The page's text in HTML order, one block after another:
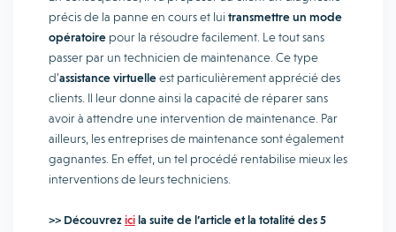
précis de la panne en cours et lui transmettre un mode
opératoire pour la résoudre facilement. Le tout sans
passer par un technicien de maintenance. Ce type
d’assistance virtuelleest particulièrement apprécié des
clients. Il leur donne ainsi la capacité de réparer sans
avoir à attendre une intervention de maintenance. Par
ailleurs, les entreprises de maintenance sont également
gagnantes. En effet, un tel procédé rentabilise mieux les
interventions de leurs techniciens.
>> Découvrezicila suite de l’article et la totalité des 5